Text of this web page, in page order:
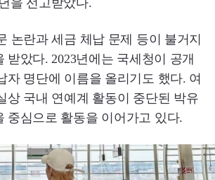
을 선고받았다.
논란과 세금 체납 문제 등이 불거지
받았다. 2023년에는 국세청이 공개
자 명단에 이름을 올리기도 했다. 여
상 국내 연예계 활동이 중단된 박유
중심으로 활동을 이어가고 있다.